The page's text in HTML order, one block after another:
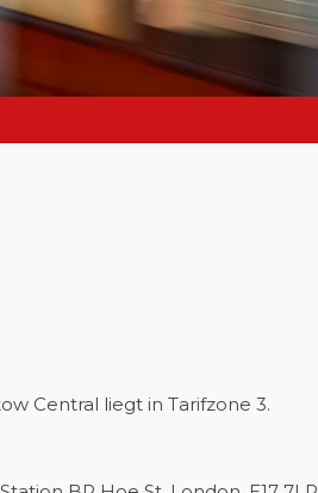
Central liegt in Tarifzone 3.